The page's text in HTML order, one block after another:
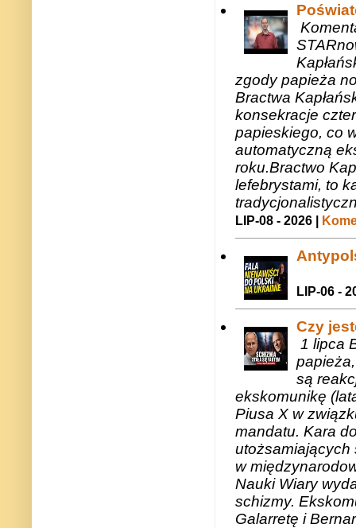
zgody papieża
Bractwa
konsekracje
papieskiego, co
automatyczną
roku.Bractwo
lefebrystami, to
LIP-08 - 2026 |
LIP-06 -
Czy
1 lipca
są
ekskomunikę
Piusa X w
mandatu. Kara
utożsamiających
w
Nauki Wiary
schizmy.
Galarretę i